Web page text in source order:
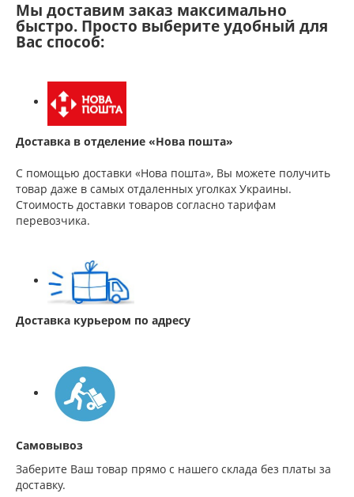
Мы доставим заказ максимально
быстро. Просто выберите удобный для
Вас способ:
Доставка в отделение «Нова пошта»
С помощью доставки «Нова пошта», Вы можете получить
товар даже в самых отдаленных уголках Украины.
Стоимость доставки товаров согласно тарифам
перевозчика.
Доставка курьером по адресу
Самовывоз
Заберите Ваш товар прямо с нашего склада без платы за
доставку.